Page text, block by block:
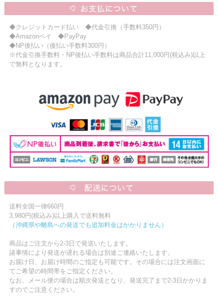
◆クレジットカード払い ◆代金引換（手数料350円）
◆Amazonペイ ◆PayPay
◆NP後払い（後払い手数料300円）
※代金引換手数料・NP後払い手数料は商品合計11,000円(税込み)以上
で無料となります。
送料全国一律660円
3,980円(税込み)以上購入で送料無料
（沖縄県や離島への発送でも追加料金はかかりません）
商品はご注文から2-3日で発送いたします。
諸事情により発送が遅れる場合は別途ご連絡いたします。
お届け日、お届け時間のご指定も可能です。その場合には注文画面に
てご希望の時間帯をご指定ください。
なお、メール便の場合は順次発送となり、発送完了まで2-3日かかりま
すのでご注意ください。